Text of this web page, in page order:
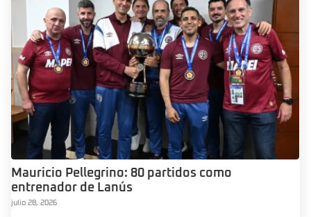
Mauricio Pellegrino: 80 partidos como
entrenador de Lanús
julio 28, 2026